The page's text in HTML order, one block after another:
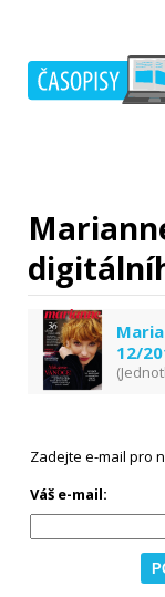
12/
Zadejte e-mail pro
Váš e-mail: